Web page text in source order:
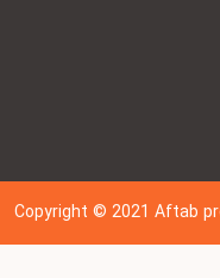
Copyright © 202 1Aftab